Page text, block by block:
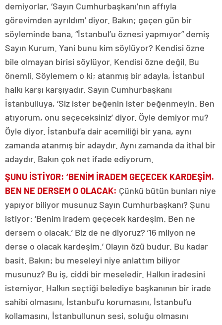
demiyorlar, ‘Sayın Cumhurbaşkanı’nın affıyla
görevimden ayrıldım’ diyor. Bakın; geçen gün bir
söyleminde bana, “İstanbul’u öznesi yapmıyor” demiş
Sayın Kurum. Yani bunu kim söylüyor? Kendisi özne
bile olmayan birisi söylüyor. Kendisi özne değil. Bu
önemli. Söylemem o ki; atanmış bir adayla, İstanbul
halkı karşı karşıyadır. Sayın Cumhurbaşkanı
İstanbulluya, ‘Siz ister beğenin ister beğenmeyin. Ben
atıyorum, onu seçeceksiniz’ diyor. Öyle demiyor mu?
Öyle diyor. İstanbul’a dair acemiliği bir yana, aynı
zamanda atanmış bir adaydır. Aynı zamanda da ithal bir
adaydır. Bakın çok net ifade ediyorum.
ŞUNU İSTİYOR: ‘BENİM İRADEM GEÇECEK KARDEŞİM.
BEN NE DERSEM O OLACAK: Çünkü bütün bunları niye
yapıyor biliyor musunuz Sayın Cumhurbaşkanı? Şunu
istiyor: ‘Benim iradem geçecek kardeşim. Ben ne
dersem o olacak.’ Biz de ne diyoruz? ’16 milyon ne
derse o olacak kardeşim.’ Olayın özü budur. Bu kadar
basit. Bakın; bu meseleyi niye anlattım biliyor
musunuz? Bu iş, ciddi bir meseledir. Halkın iradesini
istemiyor. Halkın seçtiği belediye başkanının bir irade
sahibi olmasını, İstanbul’u korumasını, İstanbul’u
kollamasını, İstanbullunun sesi, soluğu olmasını